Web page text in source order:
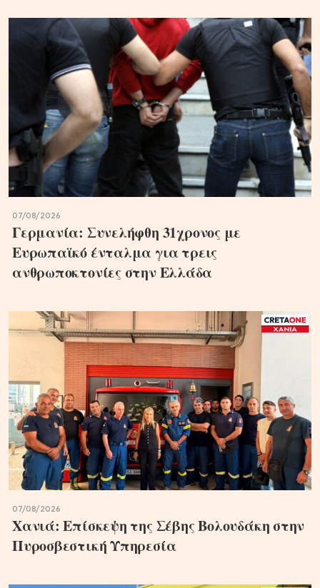
07/08/2026
Γερμανία: Συνελήφθη 31χρονος με
Ευρωπαϊκό ένταλμα για τρεις
ανθρωποκτονίες στην Ελλάδα
07/08/2026
Χανιά: Επίσκεψη της Σέβης Βολουδάκη στην
Πυροσβεστική Υπηρεσία